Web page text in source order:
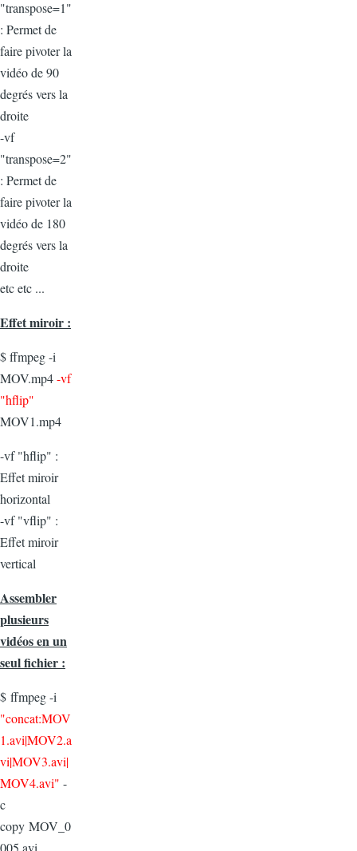
"transpose=1"
: Permet de
faire pivoter la
vidéo de 90
degrés vers la
droite
-vf
"transpose=2"
: Permet de
faire pivoter la
vidéo de 180
degrés vers la
droite
etc etc ...
Effet miroir :
$ ffmpeg -i
MOV.mp4-vf
"hflip"
MOV1.mp4
-vf "hflip" :
Effet miroir
horizontal
-vf "vflip" :
Effet miroir
vertical
Assembler
plusieurs
vidéos en un
seul fichier :
$ ffmpeg -i
"concat:MOV
1.avi|MOV2.a
vi|MOV3.avi|
MOV4.avi" -
c
copy MOV_0
005.avi